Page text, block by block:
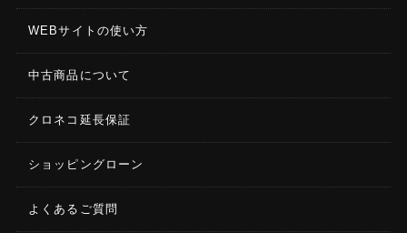
WEBサイトの使い方
中古商品について
クロネコ延長保証
ショッピングローン
よくあるご質問